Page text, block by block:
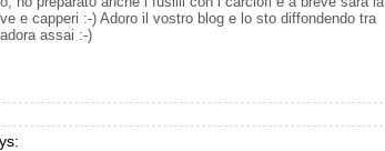
e capperi :-) Adoro il vostro blog e lo sto diffondendo tra
assai :-)